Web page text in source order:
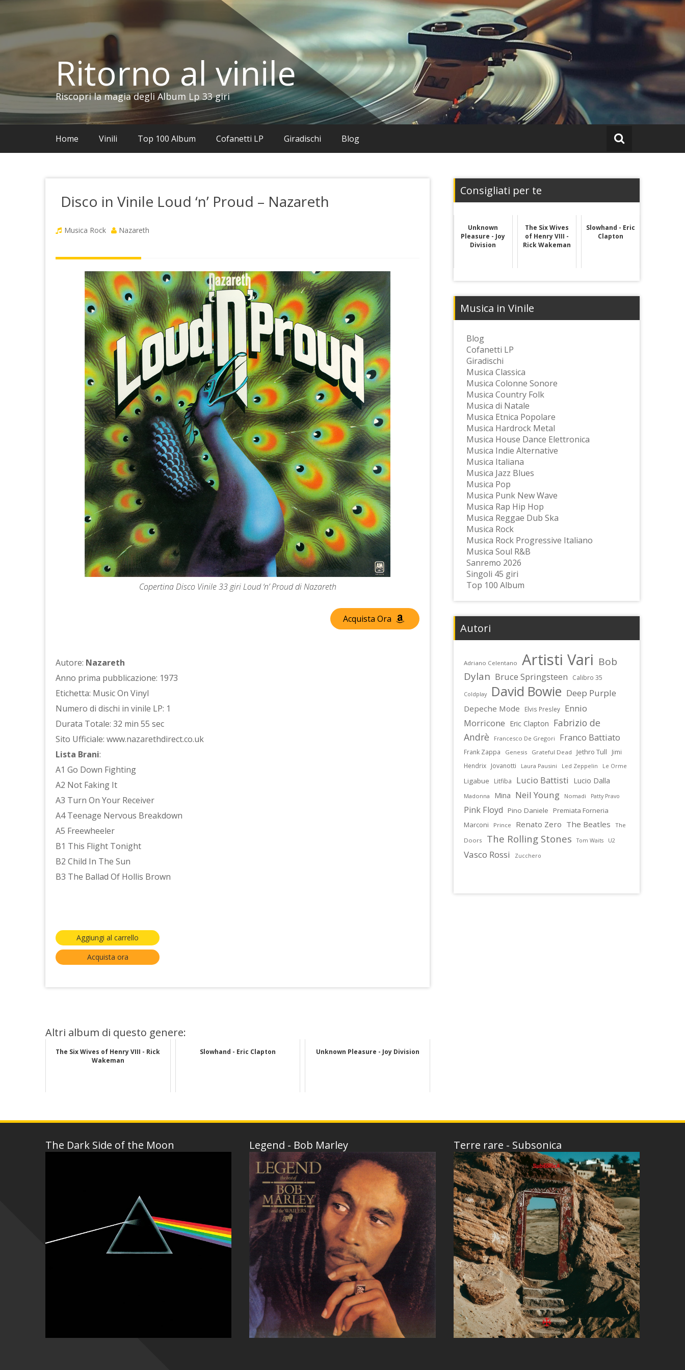
contenuto
Ritorno al vinile
Riscopri la magia degli Album Lp 33 giri
Home Vinili Top 100 Album Cofanetti LP Giradischi Blog
Disco in Vinile Loud ‘n’ Proud – Nazareth
Musica Rock Nazareth
Copertina Disco Vinile 33 giri Loud ‘n’ Proud di Nazareth
Acquista Ora
Autore: Nazareth
Anno prima pubblicazione: 1973
Etichetta: Music On Vinyl
Numero di dischi in vinile LP: 1
Durata Totale: 32 min 55 sec
Sito Ufficiale: www.nazarethdirect.co.uk
Lista Brani:
A1 Go Down Fighting
A2 Not Faking It
A3 Turn On Your Receiver
A4 Teenage Nervous Breakdown
A5 Freewheeler
B1 This Flight Tonight
B2 Child In The Sun
B3 The Ballad Of Hollis Brown
Aggiungi al carrello
Acquista ora
Altri album di questo genere:
The Six Wives of Henry VIII - Rick
Wakeman
Slowhand - Eric Clapton Unknown Pleasure - Joy Division
Consigliati per te
Unknown
Pleasure - Joy
Division
The Six Wives
of Henry VIII -
Rick Wakeman
Slowhand - Eric
Clapton
Musica in Vinile
Blog
Cofanetti LP
Giradischi
Musica Classica
Musica Colonne Sonore
Musica Country Folk
Musica di Natale
Musica Etnica Popolare
Musica Hardrock Metal
Musica House Dance Elettronica
Musica Indie Alternative
Musica Italiana
Musica Jazz Blues
Musica Pop
Musica Punk New Wave
Musica Rap Hip Hop
Musica Reggae Dub Ska
Musica Rock
Musica Rock Progressive Italiano
Musica Soul R&B
Sanremo 2026
Singoli 45 giri
Top 100 Album
Autori
Adriano Celentano Artisti Vari Bob
Dylan Bruce Springsteen Calibro 35
Coldplay David Bowie Deep Purple
Depeche Mode Elvis Presley
Ennio
Morricone Eric Clapton Fabrizio de
Andrè
Francesco De Gregori Franco Battiato
Frank Zappa Genesis Grateful Dead Jethro Tull
Jimi
Hendrix
Jovanotti Laura Pausini Led Zeppelin Le Orme
Ligabue Litfiba Lucio Battisti Lucio Dalla
Madonna Mina Neil Young Nomadi Patty Pravo
Pink Floyd Pino Daniele
Premiata Forneria
Marconi
Prince Renato Zero The Beatles
The
Doors
The Rolling Stones Tom Waits U2
Vasco Rossi Zucchero
The Dark Side of the Moon Legend - Bob Marley Terre rare - Subsonica